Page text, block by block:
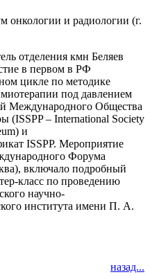
отделения кмн Беляев
в первом в РФ
цикле по методике
под давлением
Международного Общества
– International Society
и
ISSPP. Мероприятие
Форума
включало подробный
класс по проведению
научно-
института имени П. А.
назад...